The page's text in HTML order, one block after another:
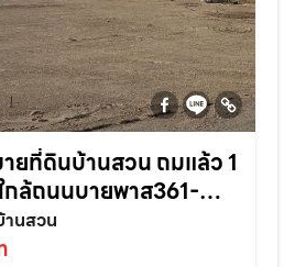
ยที่ดินบ้านสวน ถมแล้ว 1
กล้ถนนบายพาส361-
ชลบุรี
นสวน